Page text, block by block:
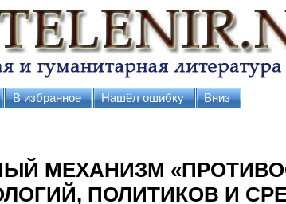
В избранное Нашёл ошибку Вниз
МЕХАНИЗМ
ПОЛИТИКОВ И